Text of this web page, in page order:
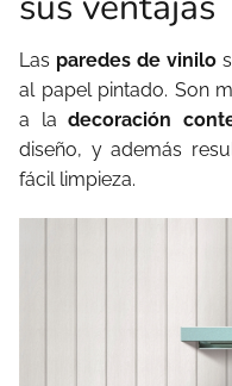
Las paredes de vinilo
al papel pintado. Son
a ladecoración
diseño, y además
fácil limpieza.